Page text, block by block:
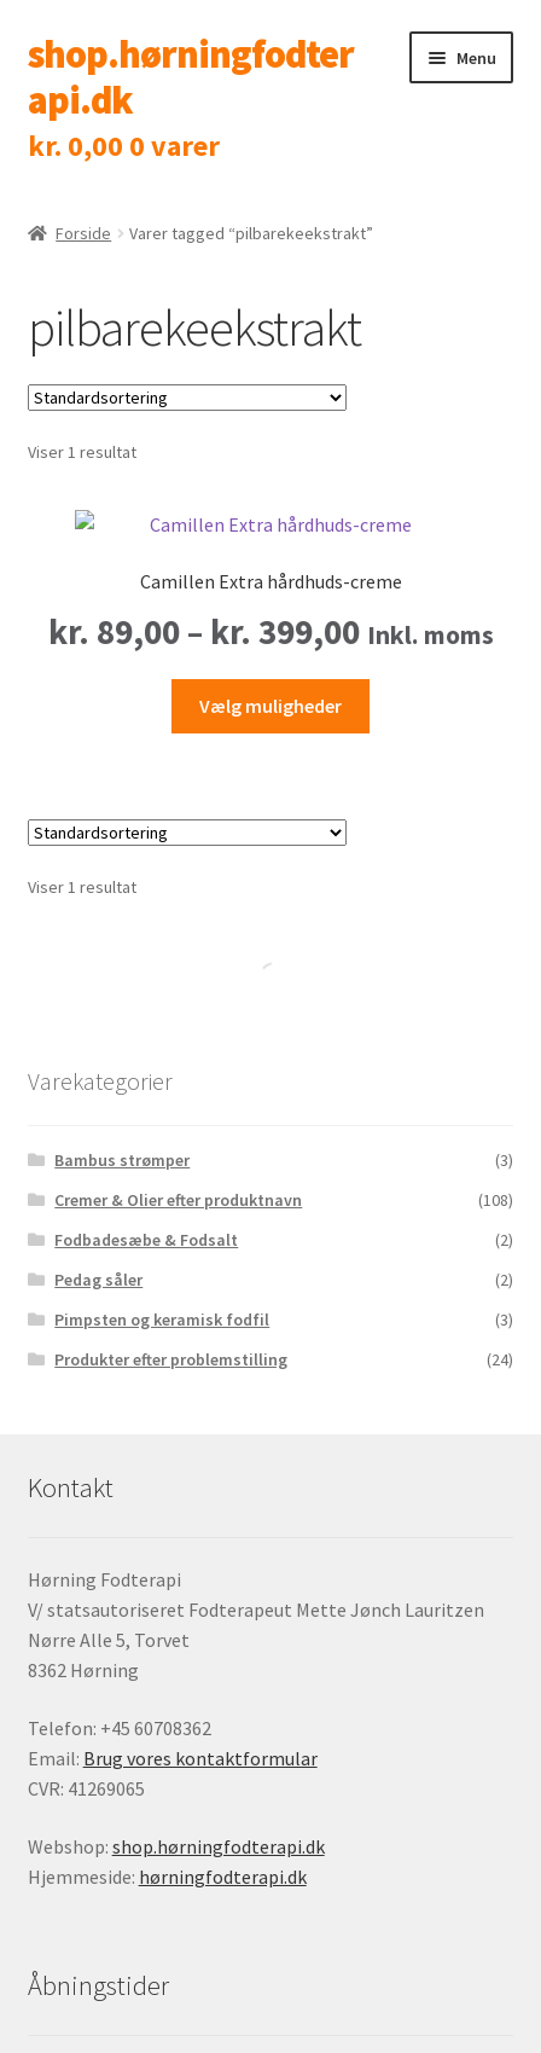
Spring
til
navigation
Spring
til
indhold
shop.hørningfodter
api.dk
Menu
Shop
Klinik
kr. 0,00 0 varer
Forside Varer tagged “pilbarekeekstrakt”
pilbarekeekstrakt
Viser 1 resultat
Camillen Extra hårdhuds-creme
kr. 89,00 – kr. 399,00
kr. 89,00
til
Inkl. moms
Vælg muligheder
Viser 1 resultat
Varekategorier
Bambus strømper
(3)
Cremer & Olier efter produktnavn
(108)
Fodbadesæbe & Fodsalt
(2)
Pedag såler
(2)
Pimpsten og keramisk fodfil
(3)
Produkter efter problemstilling
(24)
Kontakt
Hørning Fodterapi
V/ statsautoriseret Fodterapeut Mette Jønch Lauritzen
Nørre Alle 5, Torvet
8362 Hørning
Telefon: +45 60708362
Email: Brug vores kontaktformular
CVR: 41269065
Webshop: shop.hørningfodterapi.dk
Hjemmeside: hørningfodterapi.dk
Åbningstider